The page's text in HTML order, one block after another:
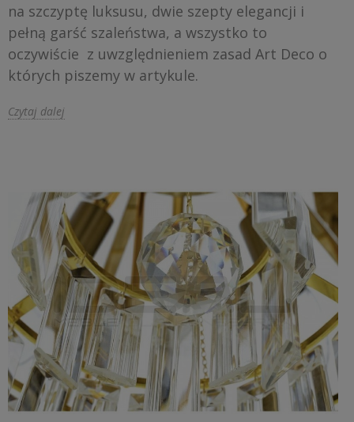
na szczyptę luksusu, dwie szepty elegancji i
pełną garść szaleństwa, a wszystko to
oczywiście z uwzględnieniem zasad Art Deco o
których piszemy w artykule.
Czytaj dalej